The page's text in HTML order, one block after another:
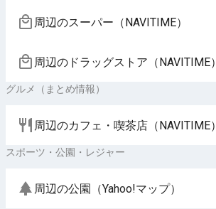
周辺のスーパー（NAVITIME）
周辺のドラッグストア（NAVITIME）
グルメ（まとめ情報）
周辺のカフェ・喫茶店（NAVITIME）
スポーツ・公園・レジャー
周辺の公園（Yahoo!マップ）